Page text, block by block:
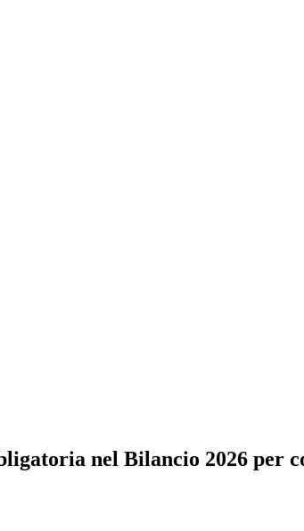
nel Bilancio 2026 per